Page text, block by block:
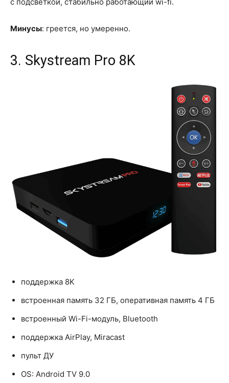
Минусы: греется, но умеренно.
3. Skystream Pro 8K
поддержка 8K
встроенная память 32 ГБ, оперативная память 4 ГБ
встроенный Wi-Fi-модуль, Bluetooth
поддержка AirPlay, Miracast
пульт ДУ
OS: Android TV 9.0